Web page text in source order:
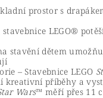
prostor s
LEGO®
stavění dětem
– Stavebnice LEGO
příběhy a
Wars™ měří přes 11